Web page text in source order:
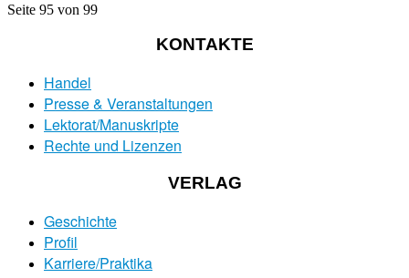
Seite 95 von 99
KONTAKTE
Handel
Presse & Veranstaltungen
Lektorat/Manuskripte
Rechte und Lizenzen
VERLAG
Geschichte
Profil
Karriere/Praktika